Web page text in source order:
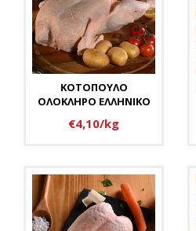
ΚΟΤΟΠΟΥΛΟ
ΟΛΟΚΛΗΡΟ ΕΛΛΗΝΙΚΟ
€4,10/kg